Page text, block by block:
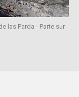
las Parda - Parte sur